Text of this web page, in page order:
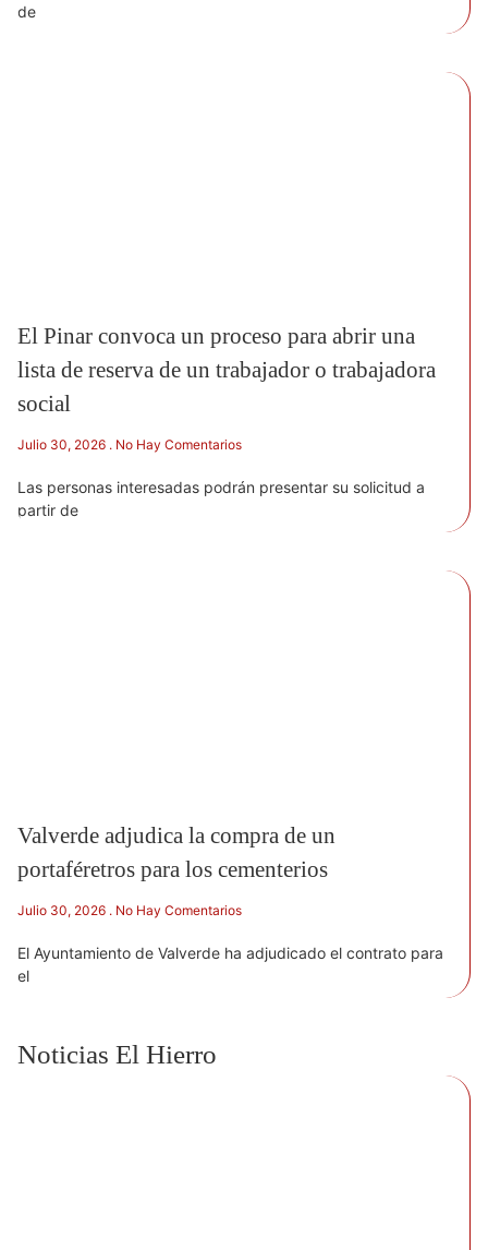
de
El Pinar convoca un proceso para abrir una
lista de reserva de un trabajador o trabajadora
social
Julio 30, 2026 No Hay Comentarios
Las personas interesadas podrán presentar su solicitud a
partir de
Valverde adjudica la compra de un
portaféretros para los cementerios
Julio 30, 2026 No Hay Comentarios
El Ayuntamiento de Valverde ha adjudicado el contrato para
el
Noticias El Hierro